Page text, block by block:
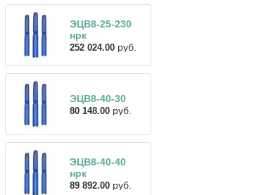
ЭЦВ8-25-230
нрк
252 024.00 руб.
ЭЦВ8-40-30
80 148.00 руб.
ЭЦВ8-40-40
нрк
89 892.00 руб.